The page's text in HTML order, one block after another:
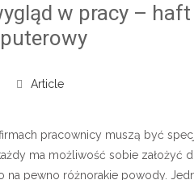
w pracy – haft
Article
pracownicy muszą być
ma możliwość sobie założyć
na pewno różnorakie powody.